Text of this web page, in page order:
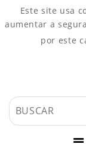
Este site usa
aumentar a
por este